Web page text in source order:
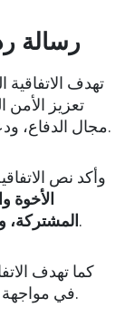
رسالة
تهدف الاتفاقية
تعزيز الأمن
مجال الدفاع، ودعم السلام والأمن والاستقرار في المنطقة.
وأكد نص
الأخوة
المشتركة، بين الدول الثلاث.
كما تهدف
في مواجهة مختلف أشكال العدوان والتهديدات الأمنية.